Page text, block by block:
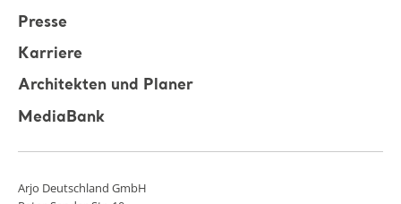
Presse
Karriere
Architekten und Planer
MediaBank
Arjo Deutschland GmbH